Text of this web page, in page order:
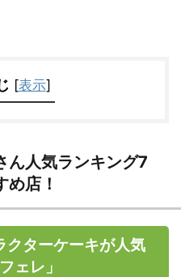
[表示]
ん人気ランキング7
店！
クターケーキが人気
ェレ」